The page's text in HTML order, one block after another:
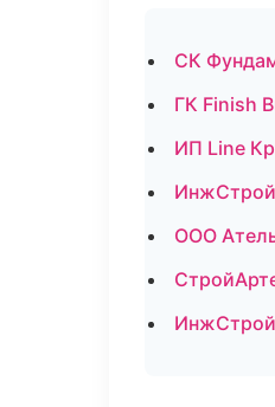
СК
ГК Finish
ИП Line
ООО